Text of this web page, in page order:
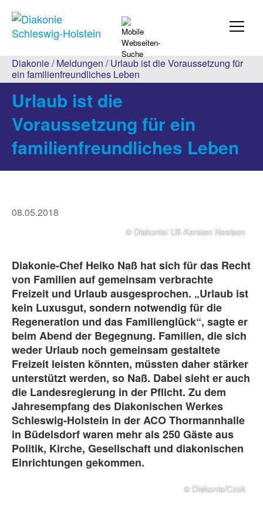
Diakonie/Meldungen / Urlaub ist die Voraussetzung für
ein familienfreundliches Leben
Urlaub ist die
Voraussetzung für ein
familienfreundliches Leben
08.05.2018
© Diakonie/ Ulf-Kersten Neelsen
Diakonie-Chef Heiko Naß hat sich für das Recht
von Familien auf gemeinsam verbrachte
Freizeit und Urlaub ausgesprochen. „Urlaub ist
kein Luxusgut, sondern notwendig für die
Regeneration und das Familienglück“, sagte er
beim Abend der Begegnung. Familien, die sich
weder Urlaub noch gemeinsam gestaltete
Freizeit leisten könnten, müssten daher stärker
unterstützt werden, so Naß. Dabei sieht er auch
die Landesregierung in der Pflicht. Zu dem
Jahresempfang des Diakonischen Werkes
Schleswig-Holstein in der ACO Thormannhalle
in Büdelsdorf waren mehr als 250 Gäste aus
Politik, Kirche, Gesellschaft und diakonischen
Einrichtungen gekommen.
© Diakonie/Czok